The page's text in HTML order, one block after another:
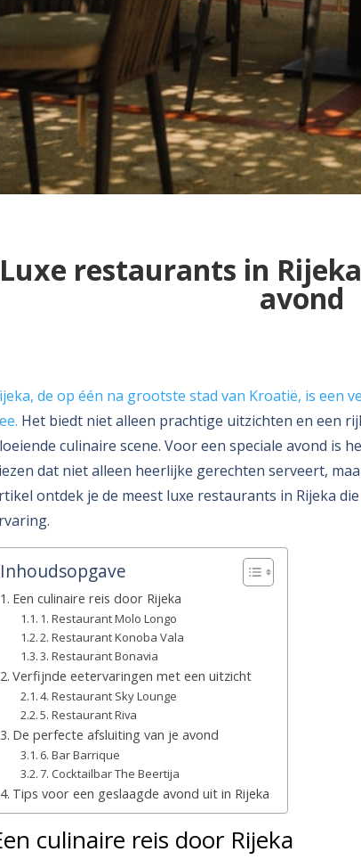
Luxe restaurants in
avond
de op één na grootste stad van Kroatië, is een
Het biedt niet alleen prachtige uitzichten en een
culinaire scene. Voor een speciale avond is
dat niet alleen heerlijke gerechten serveert,
ontdek je de meest luxe restaurants in Rijeka
Inhoudsopgave
Een culinaire reis door Rijeka
1. Restaurant Molo Longo
2. Restaurant Konoba Vala
3. Restaurant Bonavia
Verfijnde eetervaringen met een uitzicht
4. Restaurant Sky Lounge
5. Restaurant Riva
De perfecte afsluiting van je avond
6. Bar Barrique
7. Cocktailbar The Beertija
Tips voor een geslaagde avond uit in Rijeka
culinaire reis door Rijeka